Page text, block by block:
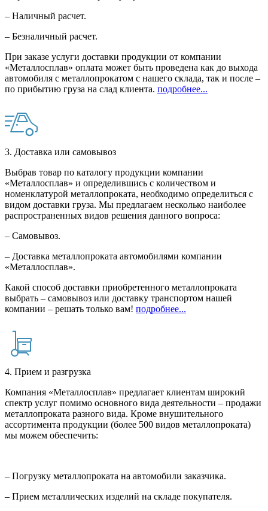
– Наличный расчет.
– Безналичный расчет.
При заказе услуги доставки продукции от компании
«Металлосплав» оплата может быть проведена как до выхода
автомобиля с металлопрокатом с нашего склада, так и после –
по прибытию груза на слад клиента. подробнее...
3. Доставка или самовывоз
Выбрав товар по каталогу продукции компании
«Металлосплав» и определившись с количеством и
номенклатурой металлопроката, необходимо определиться с
видом доставки груза. Мы предлагаем несколько наиболее
распространенных видов решения данного вопроса:
– Самовывоз.
– Доставка металлопроката автомобилями компании
«Металлосплав».
Какой способ доставки приобретенного металлопроката
выбрать – самовывоз или доставку транспортом нашей
компании – решать только вам! подробнее...
4. Прием и разгрузка
Компания «Металлосплав» предлагает клиентам широкий
спектр услуг помимо основного вида деятельности – продажи
металлопроката разного вида. Кроме внушительного
ассортимента продукции (более 500 видов металлопроката)
мы можем обеспечить:
– Погрузку металлопроката на автомобили заказчика.
– Прием металлических изделий на складе покупателя.